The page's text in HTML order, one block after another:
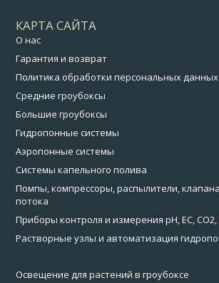
КАРТА САЙТА
О нас
Гарантия и возврат
Политика обработки персональных данных
Средние гроубоксы
Большие гроубоксы
Гидропонные системы
Аэропонные системы
Системы капельного полива
Помпы, компрессоры, распылители,
потока
Приборы контроля и измерения pH, EC, CO2,
Растворные узлы и автоматизация
Освещение для растений в гроубоксе